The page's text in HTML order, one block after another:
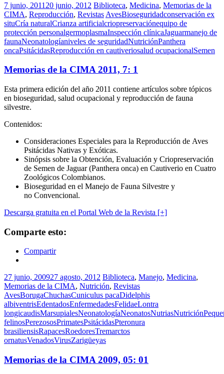
7 junio, 2011 20 junio, 2012 Biblioteca, Medicina, Memorias de la
CIMA, Reproducción, Revistas AvesBioseguridadconservación ex
situCría naturalCrianza artificialcriopreservaciónequipo de
protección personalgermoplasmaInspección clínicaJaguarmanejo de
faunaNeonatologíaniveles de seguridadNutriciónPanthera
oncaPsitácidasReproducción en cautiveriosalud ocupacionalSemen
Memorias de la CIMA 2011, 7: 1
Esta primera edición del año 2011 contiene artículos sobre tópicos
en bioseguridad, salud ocupacional y reproducción de fauna
silvestre.
Contenidos:
Consideraciones Especiales para la Reproducción de Aves
Psitácidas Nativas y Exóticas.
Sinópsis sobre la Obtención, Evaluación y Criopreservación
de Semen de Jaguar (Panthera onca) en Cautiverio en Cuatro
Zoológicos Colombianos.
Bioseguridad en el Manejo de Fauna Silvestre y
no Convencional.
Descarga gratuita en el Portal Web de la Revista [+]
Comparte esto:
Compartir
27 junio, 200927 agosto, 2012 Biblioteca, Manejo, Medicina,
Memorias de la CIMA, Nutrición, Revistas
AvesBorugaChuchasCuniculus pacaDidelphis
albiventrisEdentadosEnfermedadesFelidaeLontra
longicaudisMarsupialesNeonatologíaNeonatosNutriasNutrición
felinosPerezososPrimatesPsitácidasPteronura
brasiliensisRapacesRoedoresTremarctos
ornatusVenadosVirusZarigüeyas
Memorias de la CIMA 2009, 05: 01